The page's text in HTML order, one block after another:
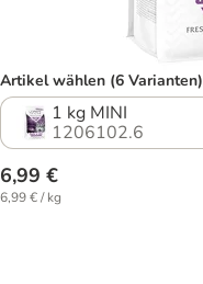
Artikel wählen (6 Varianten)
1 kg MINI
1206102.6
6,99 €
6,99 € / kg